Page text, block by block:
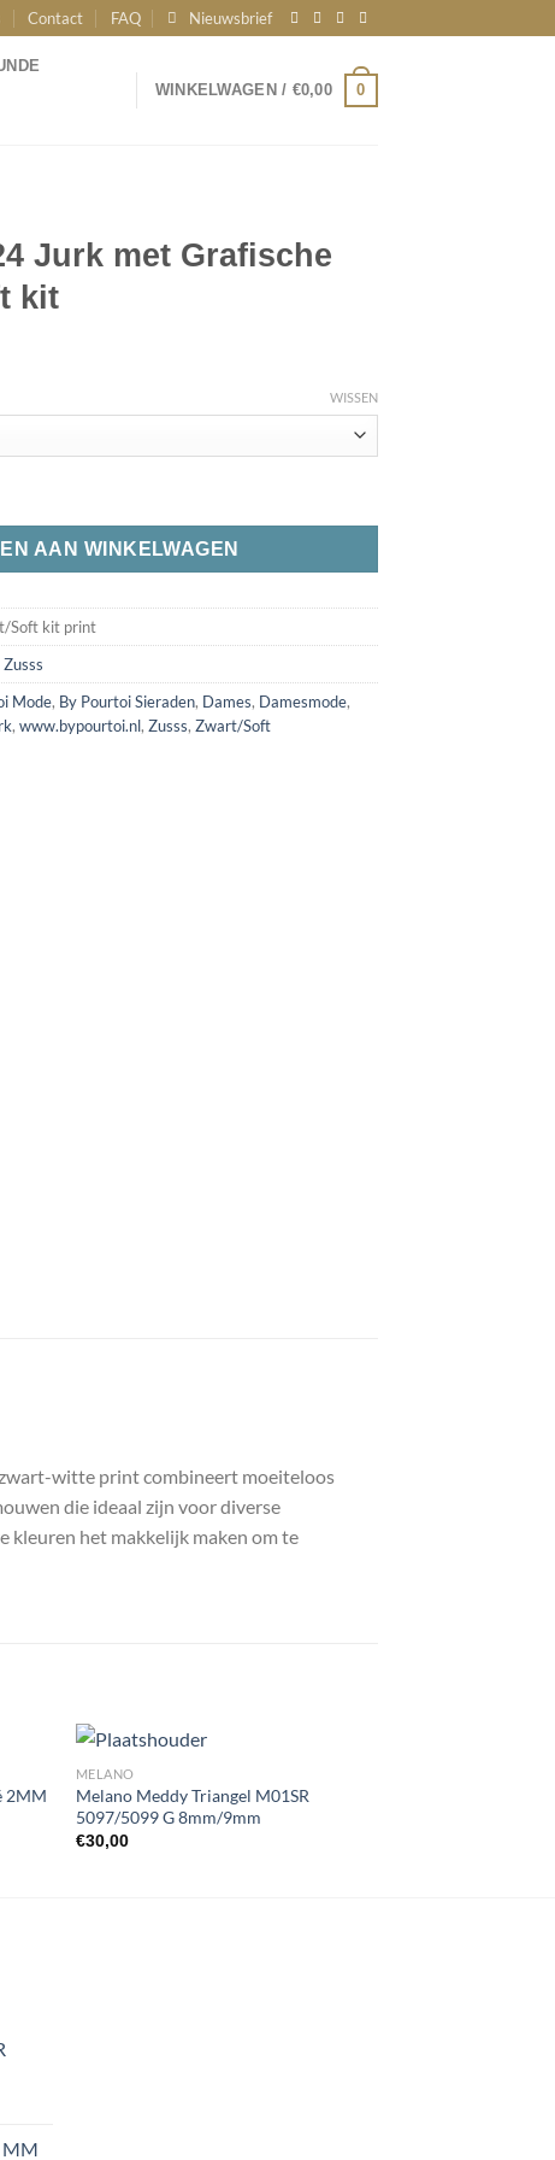
Contact FAQ Nieuwsbrief
WINKELWAGEN / €0,00 0
Jurk met Grafische
kit
WISSEN
AAN WINKELWAGEN
Soft kit print
Zusss
Mode, By Pourtoi Sieraden, Dames, Damesmode,
, www.bypourtoi.nl, Zusss, Zwart/Soft
zwart-witte print combineert moeiteloos
die ideaal zijn voor diverse
kleuren het makkelijk maken om te
2MM
MELANO
Melano Meddy Triangel M01SR
5097/5099 G 8mm/9mm
€30,00
MM